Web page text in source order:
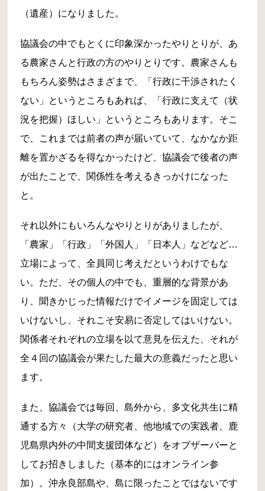
（遺産）になりました。
協議会の中でもとくに印象深かったやりとりが、あ
る農家さんと行政の方のやりとりです。農家さんも
もちろん姿勢はさまざまで、「行政に干渉されたく
ない」というところもあれば、「行政に支えて（状
況を把握）ほしい」というところもあります。そこ
で、これまでは前者の声が届いていて、なかなか距
離を置かざるを得なかったけど、協議会で後者の声
が出たことで、関係性を考えるきっかけになった
と。
それ以外にもいろんなやりとりがありましたが、
「農家」「行政」「外国人」「日本人」などなど…
立場によって、全員同じ考えだというわけでもな
い。ただ、その個人の中でも、重層的な背景があ
り、聞きかじった情報だけでイメージを固定しては
いけないし、それこそ安易に否定してはいけない。
関係者それぞれの立場を以て意見を伝えた、それが
全４回の協議会が果たした最大の意義だったと思い
ます。
また、協議会では毎回、島外から、多文化共生に精
通する方々（大学の研究者、他地域での実践者、鹿
児島県内外の中間支援団体など）をオブザーバーと
してお招きしました（基本的にはオンライン参
加）。沖永良部島や、島に限ったことではないです